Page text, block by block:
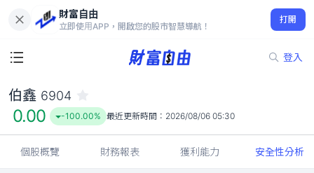
財富自由
立即使用APP，開啟您的股市智慧導航！
打開
登入
0.00
-100.00%
伯鑫 6904
0.00 -100.00% 最近更新時間： 2026/08/06 05:30
個股概覽 財務報表 獲利能力 安全性分析